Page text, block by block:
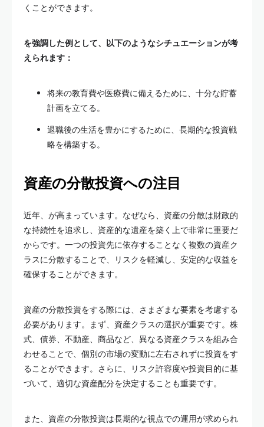
くことができます。
を強調した例として、以下のようなシチュエーションが考
えられます：
将来の教育費や医療費に備えるために、十分な貯蓄
計画を立てる。
退職後の生活を豊かにするために、長期的な投資戦
略を構築する。
資産の分散投資への注目
近年、が高まっています。なぜなら、資産の分散は財政的
な持続性を追求し、資産的な遺産を築く上で非常に重要だ
からです。一つの投資先に依存することなく複数の資産ク
ラスに分散することで、リスクを軽減し、安定的な収益を
確保することができます。
資産の分散投資をする際には、さまざまな要素を考慮する
必要があります。まず、資産クラスの選択が重要です。株
式、債券、不動産、商品など、異なる資産クラスを組み合
わせることで、個別の市場の変動に左右されずに投資をす
ることができます。さらに、リスク許容度や投資目的に基
づいて、適切な資産配分を決定することも重要です。
また、資産の分散投資は長期的な視点での運用が求められ